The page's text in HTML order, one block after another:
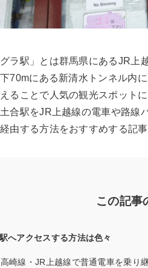
グラ駅」とは群馬県にあるJR上
70mにある新清水トンネル内
ることで人気の観光スポットに
合駅をJR上越線の電車や路線
由する方法をおすすめする記事
この記事
へアクセスする方法は色々
崎線・JR上越線で普通電車を乗り